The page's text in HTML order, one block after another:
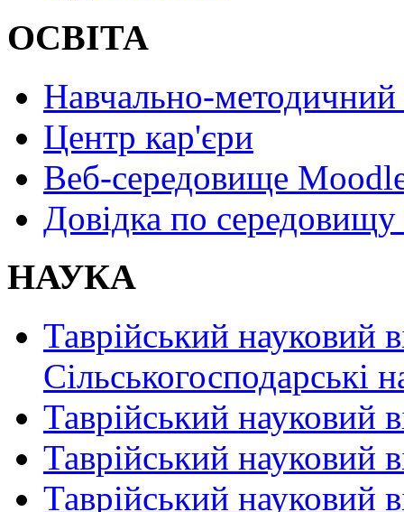
ОСВІТА
Навчально-методичний
Центр кар'єри
Веб-середовище
Довідка по
НАУКА
Таврійський науковий
Сільськогосподарські
Таврійський науковий
Таврійський науковий
Таврійський науковий